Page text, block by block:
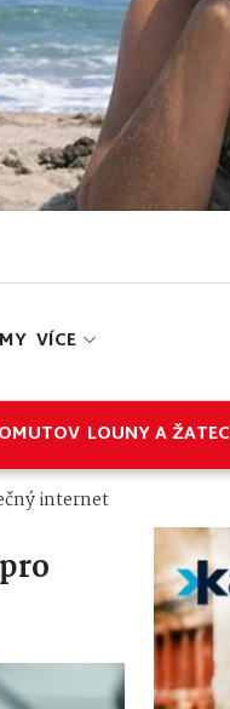
VÍCE
LOUNY A ŽATEC
internet